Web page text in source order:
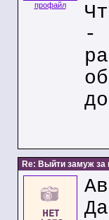
профайл
-
Re: Выйти замуж за